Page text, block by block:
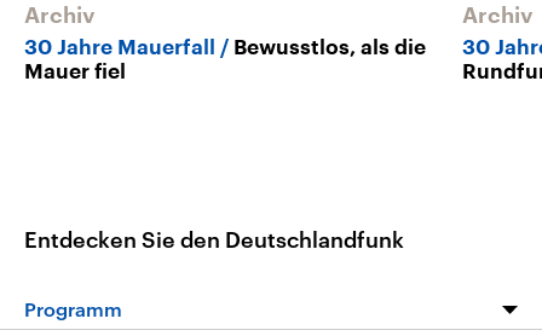
Archiv
30 Jahre Mauerfall
Bewusstlos, als die
Mauer fiel
Archiv
30
Entdecken Sie den Deutschlandfunk
Programm